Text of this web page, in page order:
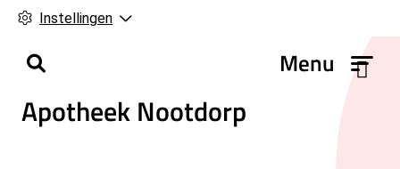
Instellingen
Apotheek Nootdorp
o
f
Menu